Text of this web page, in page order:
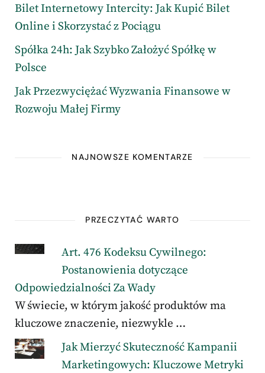
Bilet Internetowy Intercity: Jak Kupić Bilet
Online i Skorzystać z Pociągu
Spółka 24h: Jak Szybko Założyć Spółkę w
Polsce
Jak Przezwyciężać Wyzwania Finansowe w
Rozwoju Małej Firmy
NAJNOWSZE KOMENTARZE
PRZECZYTAĆ WARTO
Art. 476 Kodeksu Cywilnego:
Postanowienia dotyczące
Odpowiedzialności Za Wady
W świecie, w którym jakość produktów ma
kluczowe znaczenie, niezwykle …
Jak Mierzyć Skuteczność Kampanii
Marketingowych: Kluczowe Metryki